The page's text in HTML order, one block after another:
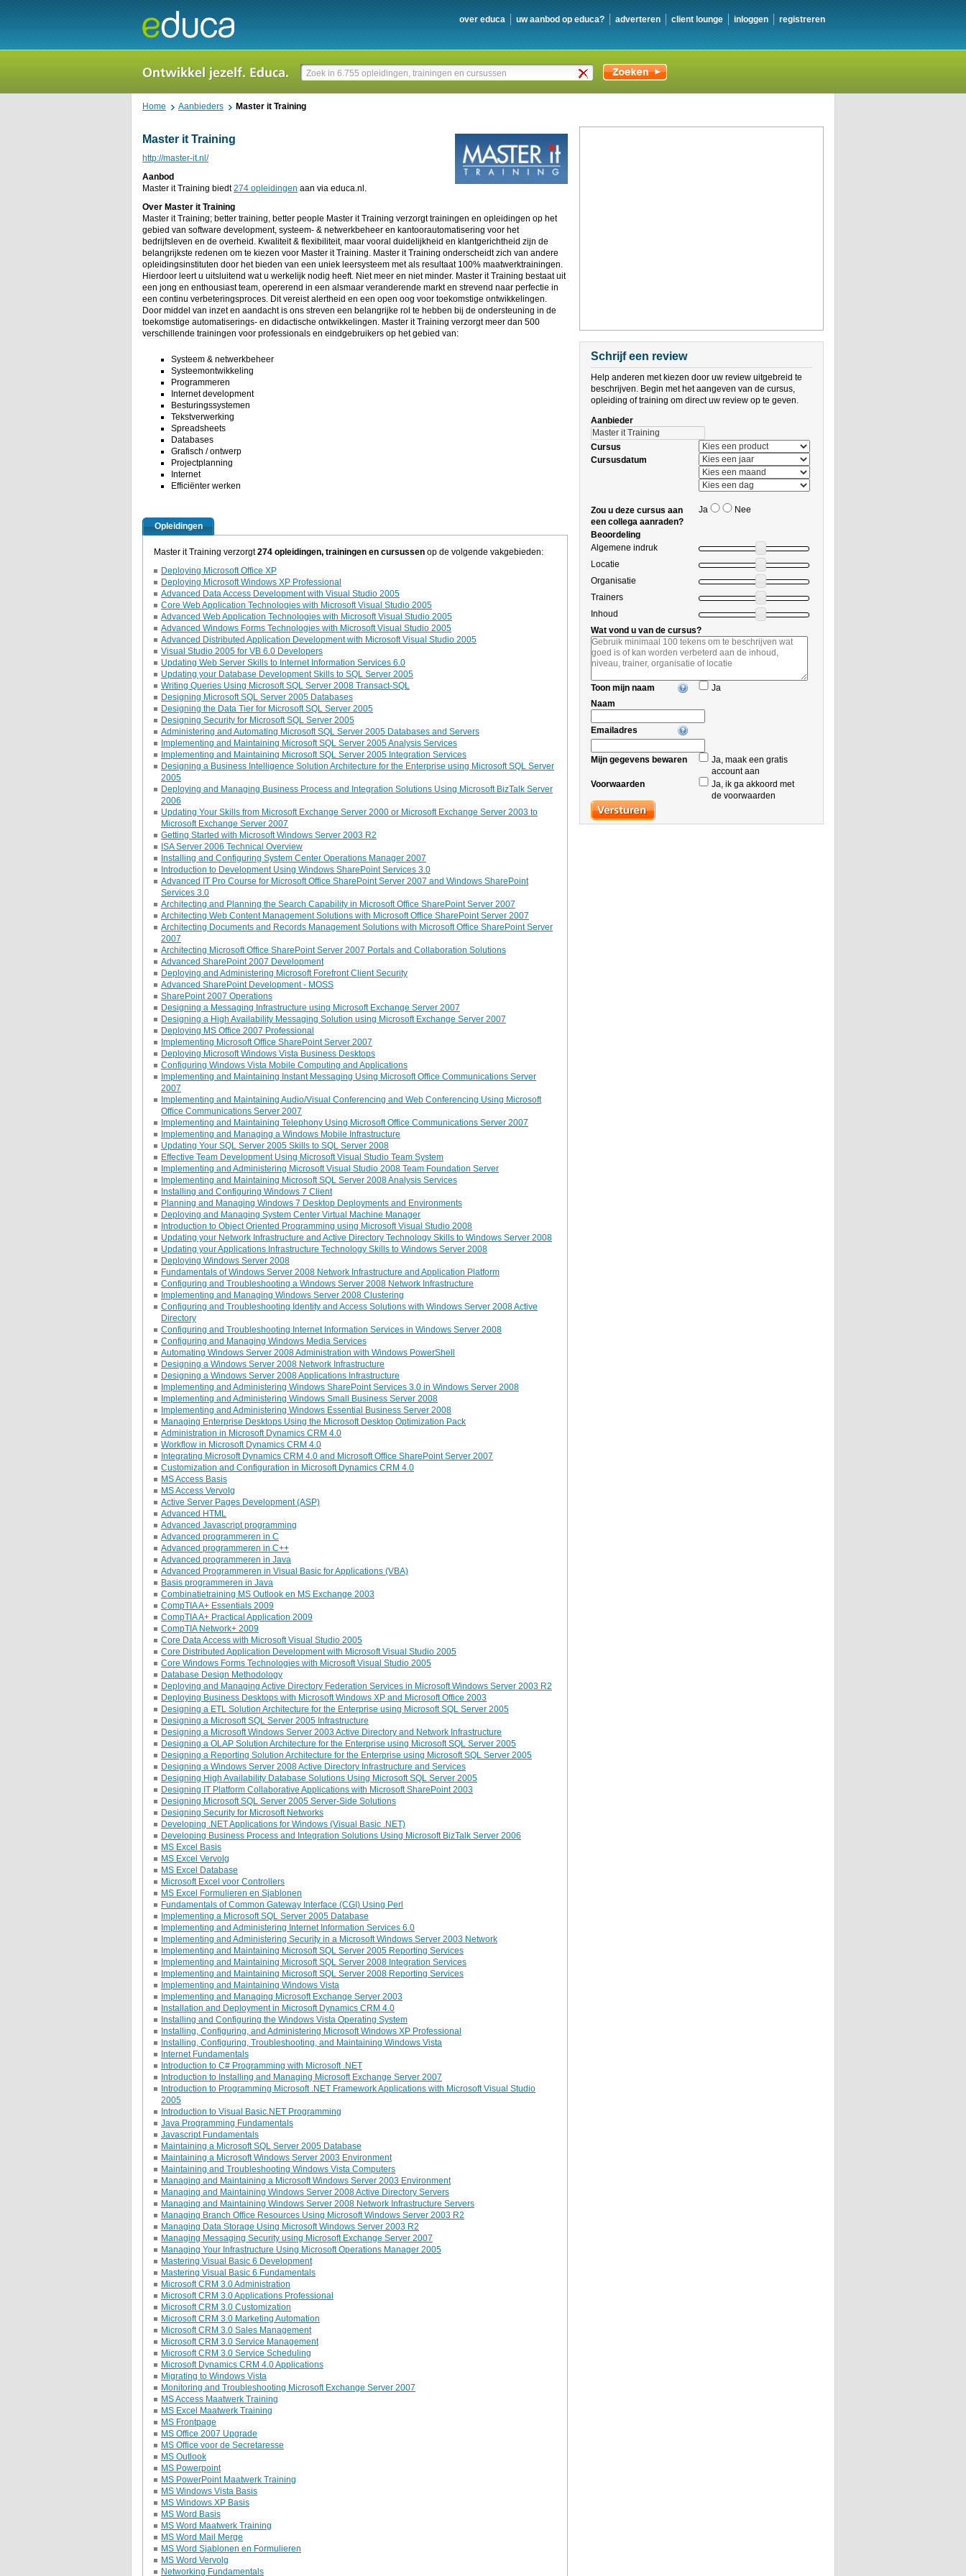
over educa uw aanbod op educa? adverteren client lounge inloggen registreren
Home Aanbieders Master it Training
Master it Training
http://master-it.nl/
Aanbod
Master it Training biedt274 opleidingen aan via educa.nl.
Over Master it Training
Master it Training; better training, better people Master it Training verzorgt trainingen en opleidingen op het
gebied van software development, systeem- & netwerkbeheer en kantoorautomatisering voor het
bedrijfsleven en de overheid. Kwaliteit & flexibiliteit, maar vooral duidelijkheid en klantgerichtheid zijn de
belangrijkste redenen om te kiezen voor Master it Training. Master it Training onderscheidt zich van andere
opleidingsinstituten door het bieden van een uniek leersysteem met als resultaat 100% maatwerktrainingen.
Hierdoor leert u uitsluitend wat u werkelijk nodig heeft. Niet meer en niet minder. Master it Training bestaat uit
een jong en enthousiast team, opererend in een alsmaar veranderende markt en strevend naar perfectie in
een continu verbeteringsproces. Dit vereist alertheid en een open oog voor toekomstige ontwikkelingen.
Door middel van inzet en aandacht is ons streven een belangrijke rol te hebben bij de ondersteuning in de
toekomstige automatiserings- en didactische ontwikkelingen. Master it Training verzorgt meer dan 500
verschillende trainingen voor professionals en eindgebruikers op het gebied van:
Systeem & netwerkbeheer
Systeemontwikkeling
Programmeren
Internet development
Besturingssystemen
Tekstverwerking
Spreadsheets
Databases
Grafisch / ontwerp
Projectplanning
Internet
Efficiënter werken
Opleidingen
Master it Training verzorgt274 opleidingen, trainingen en cursussen op de volgende vakgebieden:
Deploying Microsoft Office XP
Deploying Microsoft Windows XP Professional
Advanced Data Access Development with Visual Studio 2005
Core Web Application Technologies with Microsoft Visual Studio 2005
Advanced Web Application Technologies with Microsoft Visual Studio 2005
Advanced Windows Forms Technologies with Microsoft Visual Studio 2005
Advanced Distributed Application Development with Microsoft Visual Studio 2005
Visual Studio 2005 for VB 6.0 Developers
Updating Web Server Skills to Internet Information Services 6.0
Updating your Database Development Skills to SQL Server 2005
Writing Queries Using Microsoft SQL Server 2008 Transact-SQL
Designing Microsoft SQL Server 2005 Databases
Designing the Data Tier for Microsoft SQL Server 2005
Designing Security for Microsoft SQL Server 2005
Administering and Automating Microsoft SQL Server 2005 Databases and Servers
Implementing and Maintaining Microsoft SQL Server 2005 Analysis Services
Implementing and Maintaining Microsoft SQL Server 2005 Integration Services
Designing a Business Intelligence Solution Architecture for the Enterprise using Microsoft SQL Server
2005
Deploying and Managing Business Process and Integration Solutions Using Microsoft BizTalk Server
2006
Updating Your Skills from Microsoft Exchange Server 2000 or Microsoft Exchange Server 2003 to
Microsoft Exchange Server 2007
Getting Started with Microsoft Windows Server 2003 R2
ISA Server 2006 Technical Overview
Installing and Configuring System Center Operations Manager 2007
Introduction to Development Using Windows SharePoint Services 3.0
Advanced IT Pro Course for Microsoft Office SharePoint Server 2007 and Windows SharePoint
Services 3.0
Architecting and Planning the Search Capability in Microsoft Office SharePoint Server 2007
Architecting Web Content Management Solutions with Microsoft Office SharePoint Server 2007
Architecting Documents and Records Management Solutions with Microsoft Office SharePoint Server
2007
Architecting Microsoft Office SharePoint Server 2007 Portals and Collaboration Solutions
Advanced SharePoint 2007 Development
Deploying and Administering Microsoft Forefront Client Security
Advanced SharePoint Development - MOSS
SharePoint 2007 Operations
Designing a Messaging Infrastructure using Microsoft Exchange Server 2007
Designing a High Availability Messaging Solution using Microsoft Exchange Server 2007
Deploying MS Office 2007 Professional
Implementing Microsoft Office SharePoint Server 2007
Deploying Microsoft Windows Vista Business Desktops
Configuring Windows Vista Mobile Computing and Applications
Implementing and Maintaining Instant Messaging Using Microsoft Office Communications Server
2007
Implementing and Maintaining Audio/Visual Conferencing and Web Conferencing Using Microsoft
Office Communications Server 2007
Implementing and Maintaining Telephony Using Microsoft Office Communications Server 2007
Implementing and Managing a Windows Mobile Infrastructure
Updating Your SQL Server 2005 Skills to SQL Server 2008
Effective Team Development Using Microsoft Visual Studio Team System
Implementing and Administering Microsoft Visual Studio 2008 Team Foundation Server
Implementing and Maintaining Microsoft SQL Server 2008 Analysis Services
Installing and Configuring Windows 7 Client
Planning and Managing Windows 7 Desktop Deployments and Environments
Deploying and Managing System Center Virtual Machine Manager
Introduction to Object Oriented Programming using Microsoft Visual Studio 2008
Updating your Network Infrastructure and Active Directory Technology Skills to Windows Server 2008
Updating your Applications Infrastructure Technology Skills to Windows Server 2008
Deploying Windows Server 2008
Fundamentals of Windows Server 2008 Network Infrastructure and Application Platform
Configuring and Troubleshooting a Windows Server 2008 Network Infrastructure
Implementing and Managing Windows Server 2008 Clustering
Configuring and Troubleshooting Identity and Access Solutions with Windows Server 2008 Active
Directory
Configuring and Troubleshooting Internet Information Services in Windows Server 2008
Configuring and Managing Windows Media Services
Automating Windows Server 2008 Administration with Windows PowerShell
Designing a Windows Server 2008 Network Infrastructure
Designing a Windows Server 2008 Applications Infrastructure
Implementing and Administering Windows SharePoint Services 3.0 in Windows Server 2008
Implementing and Administering Windows Small Business Server 2008
Implementing and Administering Windows Essential Business Server 2008
Managing Enterprise Desktops Using the Microsoft Desktop Optimization Pack
Administration in Microsoft Dynamics CRM 4.0
Workflow in Microsoft Dynamics CRM 4.0
Integrating Microsoft Dynamics CRM 4.0 and Microsoft Office SharePoint Server 2007
Customization and Configuration in Microsoft Dynamics CRM 4.0
MS Access Basis
MS Access Vervolg
Active Server Pages Development (ASP)
Advanced HTML
Advanced Javascript programming
Advanced programmeren in C
Advanced programmeren in C++
Advanced programmeren in Java
Advanced Programmeren in Visual Basic for Applications (VBA)
Basis programmeren in Java
Combinatietraining MS Outlook en MS Exchange 2003
CompTIA A+ Essentials 2009
CompTIA A+ Practical Application 2009
CompTIA Network+ 2009
Core Data Access with Microsoft Visual Studio 2005
Core Distributed Application Development with Microsoft Visual Studio 2005
Core Windows Forms Technologies with Microsoft Visual Studio 2005
Database Design Methodology
Deploying and Managing Active Directory Federation Services in Microsoft Windows Server 2003 R2
Deploying Business Desktops with Microsoft Windows XP and Microsoft Office 2003
Designing a ETL Solution Architecture for the Enterprise using Microsoft SQL Server 2005
Designing a Microsoft SQL Server 2005 Infrastructure
Designing a Microsoft Windows Server 2003 Active Directory and Network Infrastructure
Designing a OLAP Solution Architecture for the Enterprise using Microsoft SQL Server 2005
Designing a Reporting Solution Architecture for the Enterprise using Microsoft SQL Server 2005
Designing a Windows Server 2008 Active Directory Infrastructure and Services
Designing High Availability Database Solutions Using Microsoft SQL Server 2005
Designing IT Platform Collaborative Applications with Microsoft SharePoint 2003
Designing Microsoft SQL Server 2005 Server-Side Solutions
Designing Security for Microsoft Networks
Developing .NET Applications for Windows (Visual Basic .NET)
Developing Business Process and Integration Solutions Using Microsoft BizTalk Server 2006
MS Excel Basis
MS Excel Vervolg
MS Excel Database
Microsoft Excel voor Controllers
MS Excel Formulieren en Sjablonen
Fundamentals of Common Gateway Interface (CGI) Using Perl
Implementing a Microsoft SQL Server 2005 Database
Implementing and Administering Internet Information Services 6.0
Implementing and Administering Security in a Microsoft Windows Server 2003 Network
Implementing and Maintaining Microsoft SQL Server 2005 Reporting Services
Implementing and Maintaining Microsoft SQL Server 2008 Integration Services
Implementing and Maintaining Microsoft SQL Server 2008 Reporting Services
Implementing and Maintaining Windows Vista
Implementing and Managing Microsoft Exchange Server 2003
Installation and Deployment in Microsoft Dynamics CRM 4.0
Installing and Configuring the Windows Vista Operating System
Installing, Configuring, and Administering Microsoft Windows XP Professional
Installing, Configuring, Troubleshooting, and Maintaining Windows Vista
Internet Fundamentals
Introduction to C# Programming with Microsoft .NET
Introduction to Installing and Managing Microsoft Exchange Server 2007
Introduction to Programming Microsoft .NET Framework Applications with Microsoft Visual Studio
2005
Introduction to Visual Basic.NET Programming
Java Programming Fundamentals
Javascript Fundamentals
Maintaining a Microsoft SQL Server 2005 Database
Maintaining a Microsoft Windows Server 2003 Environment
Maintaining and Troubleshooting Windows Vista Computers
Managing and Maintaining a Microsoft Windows Server 2003 Environment
Managing and Maintaining Windows Server 2008 Active Directory Servers
Managing and Maintaining Windows Server 2008 Network Infrastructure Servers
Managing Branch Office Resources Using Microsoft Windows Server 2003 R2
Managing Data Storage Using Microsoft Windows Server 2003 R2
Managing Messaging Security using Microsoft Exchange Server 2007
Managing Your Infrastructure Using Microsoft Operations Manager 2005
Mastering Visual Basic 6 Development
Mastering Visual Basic 6 Fundamentals
Microsoft CRM 3.0 Administration
Microsoft CRM 3.0 Applications Professional
Microsoft CRM 3.0 Customization
Microsoft CRM 3.0 Marketing Automation
Microsoft CRM 3.0 Sales Management
Microsoft CRM 3.0 Service Management
Microsoft CRM 3.0 Service Scheduling
Microsoft Dynamics CRM 4.0 Applications
Migrating to Windows Vista
Monitoring and Troubleshooting Microsoft Exchange Server 2007
MS Access Maatwerk Training
MS Excel Maatwerk Training
MS Frontpage
MS Office 2007 Upgrade
MS Office voor de Secretaresse
MS Outlook
MS Powerpoint
MS PowerPoint Maatwerk Training
MS Windows Vista Basis
MS Windows XP Basis
MS Word Basis
MS Word Maatwerk Training
MS Word Mail Merge
MS Word Sjablonen en Formulieren
MS Word Vervolg
Networking Fundamentals
Schrijf een review
Help anderen met kiezen door uw review uitgebreid te
beschrijven. Begin met het aangeven van de cursus,
opleiding of training om direct uw review op te geven.
Aanbieder
Cursus
Cursusdatum
Zou u deze cursus aan
een collega aanraden?
Ja Nee
Beoordeling
Algemene indruk
Locatie
Organisatie
Trainers
Inhoud
Wat vond u van de cursus?
Toon mijn naam
Ja
Naam
Emailadres
Mijn gegevens bewaren
Ja, maak een gratis
account aan
Voorwaarden
Ja, ik ga akkoord met
de voorwaarden